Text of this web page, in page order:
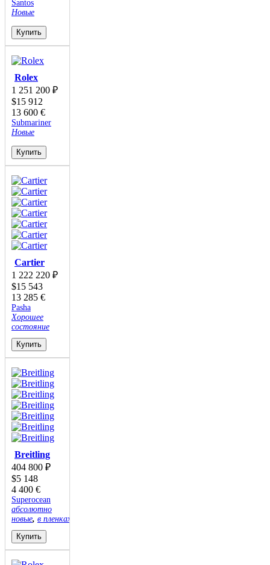
Santos
Новые
Купить
Rolex
1 251 200 ₽
$15 912
13 600 €
Submariner
Новые
Купить
Cartier
1 222 220 ₽
$15 543
13 285 €
Pasha
Хорошее
состояние
Купить
Breitling
404 800 ₽
$5 148
4 400 €
Superocean
абсолютно
новые, в пленках
Купить